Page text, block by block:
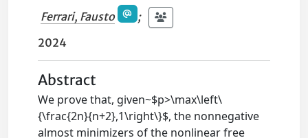
Ferrari, Fausto
;
2024
Abstract
We prove that, given~$p>\max\left\
{\frac{2n}{n+2},1\right\}$, the nonnegative
almost minimizers of the nonlinear free